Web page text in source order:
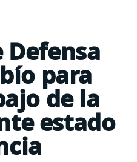
para
de la
estado